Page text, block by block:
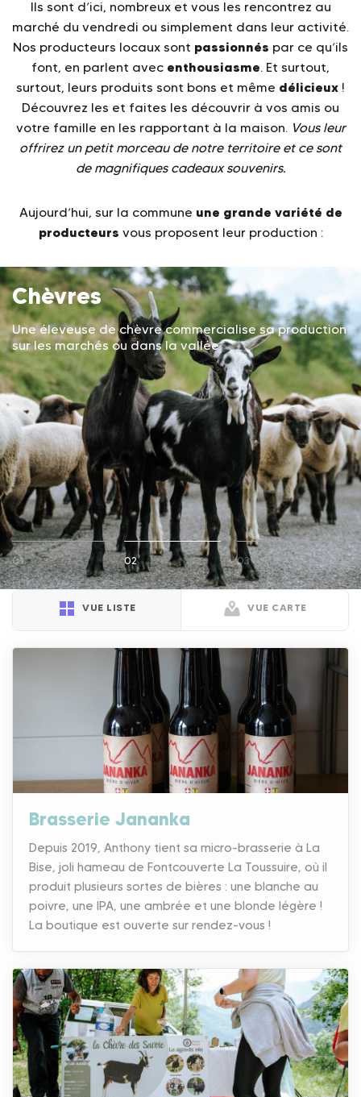
Ils sont d’ici, nombreux et vous les rencontrez au
marché du vendredi ou simplement dans leur activité.
Nos producteurs locaux sont passionnés par ce qu’ils
font, en parlent avec enthousiasme. Et surtout,
surtout, leurs produits sont bons et même délicieux !
Découvrez les et faites les découvrir à vos amis ou
votre famille en les rapportant à la maison. Vous leur
offrirez un petit morceau de notre territoire et ce sont
de magnifiques cadeaux souvenirs.
Aujourd’hui, sur la commune une grande variété de
producteurs vous proposent leur production :
Chèvres
Une éleveuse de chèvre commercialise sa production
sur les marchés ou dans la vallée.
01 02 03
VUE LISTE VUE CARTE
Brasserie Jananka
Depuis 2019, Anthony tient sa micro-brasserie à La
Bise, joli hameau de Fontcouverte La Toussuire, où il
produit plusieurs sortes de bières : une blanche au
poivre, une IPA, une ambrée et une blonde légère !
La boutique est ouverte sur rendez-vous !